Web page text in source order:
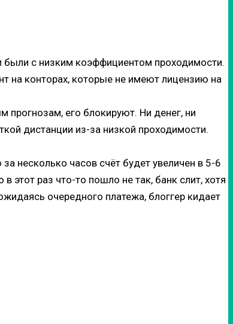
были с низким коэффициентом проходимости.
на конторах, которые не имеют лицензию на
прогнозам, его блокируют. Ни денег, ни
дистанции из-за низкой проходимости.
несколько часов счёт будет увеличен в 5-6
этот раз что-то пошло не так, банк слит, хотя
очередного платежа, блоггер кидает